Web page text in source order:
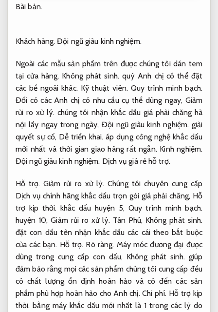
Bài bản.
Khách hàng. Đội ngũ giàu kinh nghiệm.
Ngoài các mẫu sản phẩm trên được chúng tôi dán tem
tại cửa hàng, Không phát sinh.quý Anh chị có thể đặt
các bề ngoài khác. Kỹ thuật viên. Quy trình minh bạch.
Đối có các Anh chị có nhu cầu cụ thể dùng ngay, Giảm
rủi ro xử lý.chúng tôi nhận khắc dấu giá phải chăng hà
nội lấy ngay trong ngày, Đội ngũ giàu kinh nghiệm. giải
quyết sự cố, Dễ triển khai. áp dụng công nghệ khắc dấu
mới nhất và thời gian giao hàng rất ngắn. Kinh nghiệm.
Đội ngũ giàu kinh nghiệm. Dịch vụ giá rẻ hỗ trợ.
Hỗ trợ. Giảm rủi ro xử lý. Chúng tôi chuyên cung cấp
Dịch vụ chính hãng khắc dấu trọn gói giá phải chăng, Hỗ
trợ kịp thời. khắc dấu huyện 5, Quy trình minh bạch.
huyện 10,Giảm rủi ro xử lý. Tân Phú, Không phát sinh.
đặt con dấu tên nhận khắc dấu các cái theo bắt buộc
của các bạn. Hỗ trợ. Rõ ràng. Máy móc đương đại được
dùng trong cung cấp con dấu, Không phát sinh. giúp
đảm bảo rằng mọi các sản phẩm chúng tôi cung cấp đều
có chất lượng ổn định hoàn hảo và có đến các sản
phẩm phù hợp hoàn hảo cho Anh chị.Chi phí. Hỗ trợ kịp
thời. bằng máy khắc dấu mới nhất là 1 trong các lý do